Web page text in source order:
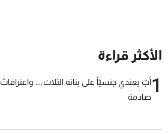
الأكثر قراءة
1أبٌ يعتدي جنسيّاً على بناته الثلاث… واعترافاتٌ
صادمة